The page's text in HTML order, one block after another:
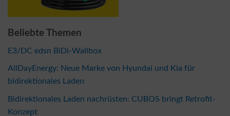
Beliebte Themen
E3/DC edsn BiDi-Wallbox
AllDayEnergy: Neue Marke von Hyundai und Kia für
bidirektionales Laden
Bidirektionales Laden nachrüsten: CUBOS bringt Retrofit-
Konzept